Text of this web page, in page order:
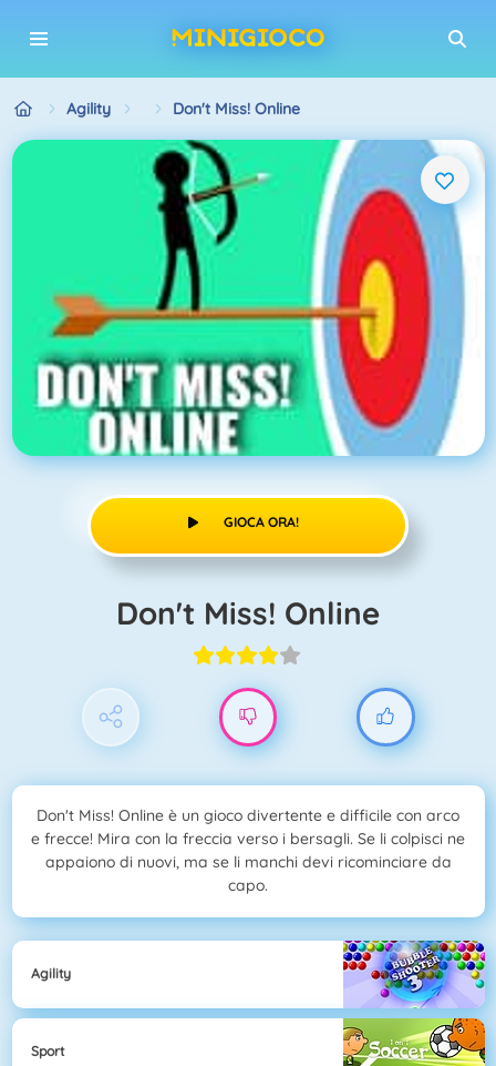
Agility Don't Miss! Online
GIOCA ORA!
Don't Miss! Online
Don't Miss! Online è un gioco divertente e difficile con arco
e frecce! Mira con la freccia verso i bersagli. Se li colpisci ne
appaiono di nuovi, ma se li manchi devi ricominciare da
capo.
Agility
Sport